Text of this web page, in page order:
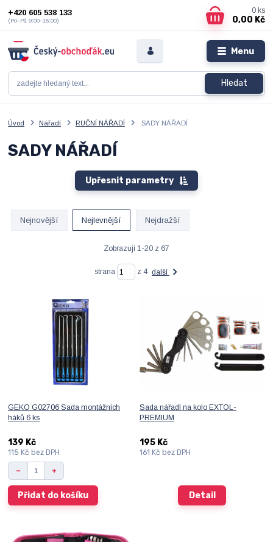
Menu
Hledat
+420 605 538 133
(Po–Pá 9:00–16:00)
0 ks
0,00 Kč
Úvod Nářadí RUČNÍ NÁŘADÍ SADY NÁŘADÍ
SADY NÁŘADÍ
Upřesnit parametry
Nejnovější Nejlevnější Nejdražší
Zobrazuji 1-20 z 67
strana z 4 další
GEKO G02706 Sada montážních
háků 6 ks
139 Kč
115 Kč bez DPH
Přidat do košíku
Sada nářadí na kolo EXTOL-
PREMIUM
195 Kč
161 Kč bez DPH
Detail